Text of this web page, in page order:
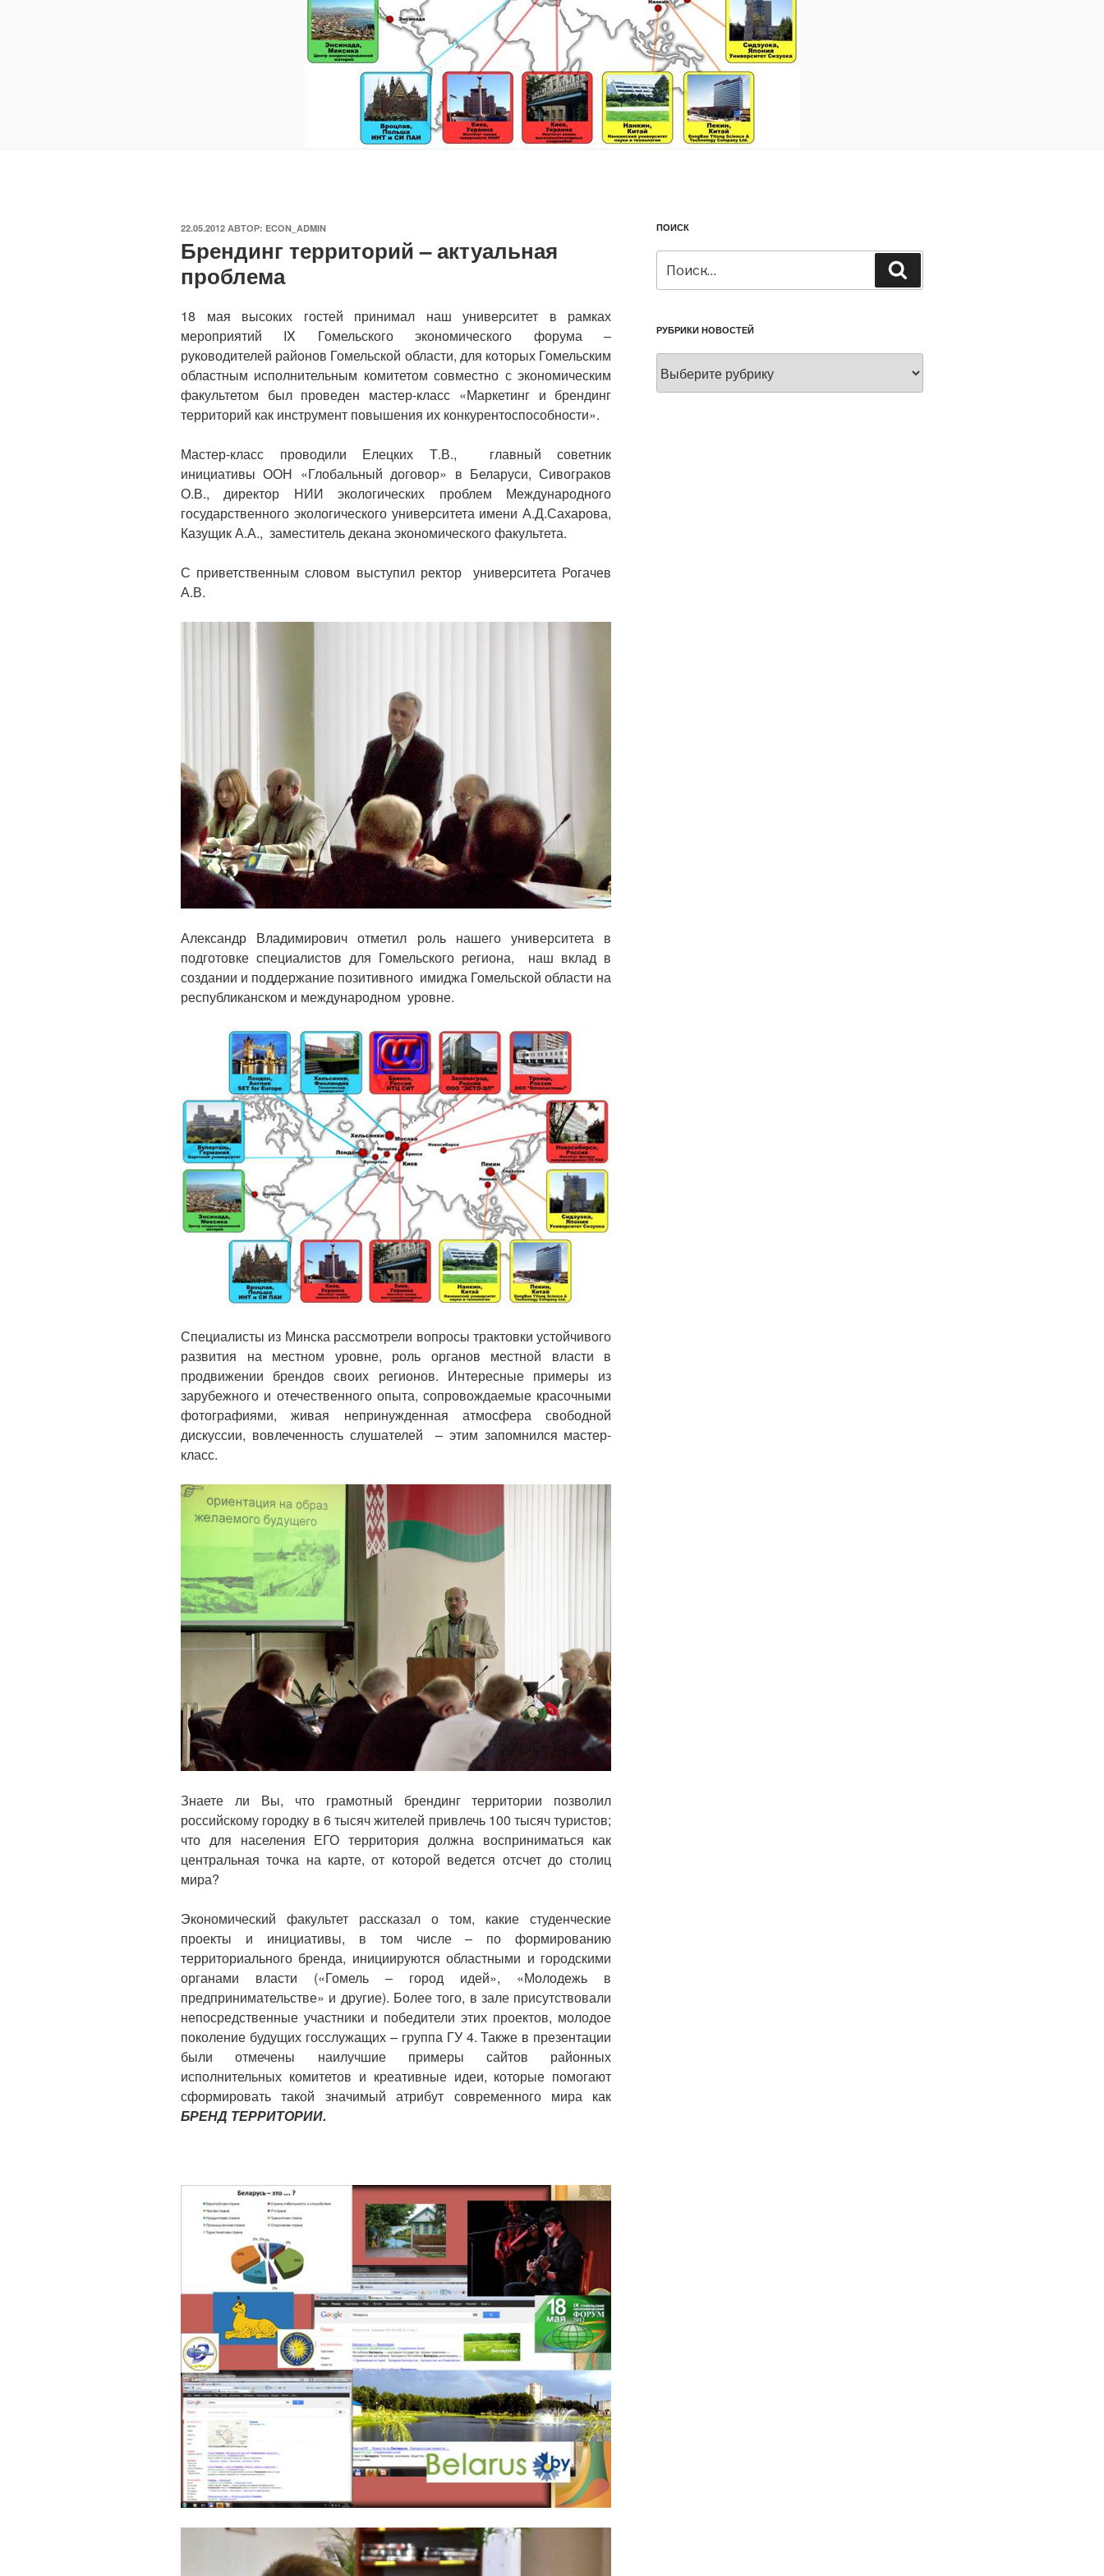
ОПУБЛИКОВАНО
22.05.2012 АВТОР: ECON_ADMIN
Брендинг территорий – актуальная
проблема
18 мая высоких гостей принимал наш университет в рамках
мероприятий IX Гомельского экономического форума –
руководителей районов Гомельской области, для которых Гомельским
областным исполнительным комитетом совместно с экономическим
факультетом был проведен мастер-класс «Маркетинг и брендинг
территорий как инструмент повышения их конкурентоспособности».
Мастер-класс проводили Елецких Т.В., главный советник
инициативы ООН «Глобальный договор» в Беларуси, Сивограков
О.В., директор НИИ экологических проблем Международного
государственного экологического университета имени А.Д.Сахарова,
Казущик А.А., заместитель декана экономического факультета.
С приветственным словом выступил ректор университета Рогачев
А.В.
Александр Владимирович отметил роль нашего университета в
подготовке специалистов для Гомельского региона, наш вклад в
создании и поддержание позитивного имиджа Гомельской области на
республиканском и международном уровне.
Специалисты из Минска рассмотрели вопросы трактовки устойчивого
развития на местном уровне, роль органов местной власти в
продвижении брендов своих регионов. Интересные примеры из
зарубежного и отечественного опыта, сопровождаемые красочными
фотографиями, живая непринужденная атмосфера свободной
дискуссии, вовлеченность слушателей – этим запомнился мастер-
класс.
Знаете ли Вы, что грамотный брендинг территории позволил
российскому городку в 6 тысяч жителей привлечь 100 тысяч туристов;
что для населения ЕГО территория должна восприниматься как
центральная точка на карте, от которой ведется отсчет до столиц
мира?
Экономический факультет рассказал о том, какие студенческие
проекты и инициативы, в том числе – по формированию
территориального бренда, инициируются областными и городскими
органами власти («Гомель – город идей», «Молодежь в
предпринимательстве» и другие). Более того, в зале присутствовали
непосредственные участники и победители этих проектов, молодое
поколение будущих госслужащих – группа ГУ 4. Также в презентации
были отмечены наилучшие примеры сайтов районных
исполнительных комитетов и креативные идеи, которые помогают
сформировать такой значимый атрибут современного мира как
БРЕНД ТЕРРИТОРИИ.
ПОИСК
РУБРИКИ НОВОСТЕЙ
новостей